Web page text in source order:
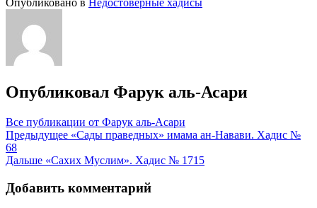
Опубликовано в Недостоверные хадисы
Опубликовал Фарук аль-Асари
Все публикации от Фарук аль-Асари
Навигация
по
Предыдущее «Сады праведных» имама ан-Навави. Хадис №
68
Дальше «Сахих Муслим». Хадис № 1715
Добавить комментарий